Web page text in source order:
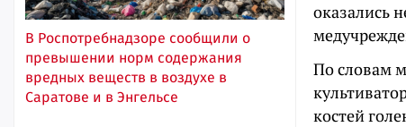
В Роспотребнадзоре сообщили о
превышении норм содержания
вредных веществ в воздухе в
Саратове и в Энгельсе
оказались
По словам
костей